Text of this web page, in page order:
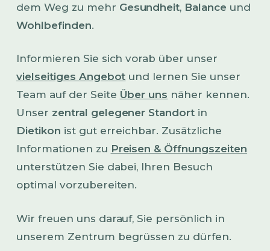
dem Weg zu mehr Gesundheit, Balance und
Wohlbefinden.
Informieren Sie sich vorab über unser
vielseitiges Angebot und lernen Sie unser
Team auf der Seite Über uns näher kennen.
Unser zentral gelegener Standort in
Dietikon ist gut erreichbar. Zusätzliche
Informationen zu Preisen & Öffnungszeiten
unterstützen Sie dabei, Ihren Besuch
optimal vorzubereiten.
Wir freuen uns darauf, Sie persönlich in
unserem Zentrum begrüssen zu dürfen.